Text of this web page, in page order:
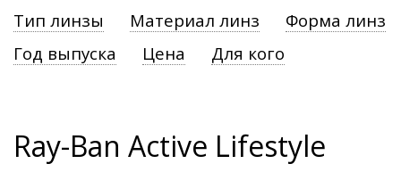
Тип линзы
Материал линз
Форма линз
Год выпуска
Цена Для кого
Ray-Ban Active Lifestyle